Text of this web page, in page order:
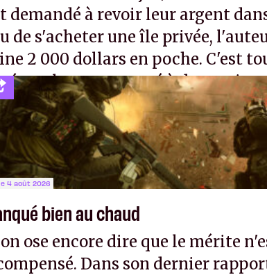
demandé à revoir leur argent
de s'acheter une île privée,
2 000 dollars en poche. C'est
que le temps passé à dev, mais
malins qu'on ne braque pas
P.
4 août 2026
bien au chaud
ose encore dire que le mérite
Dans son dernier